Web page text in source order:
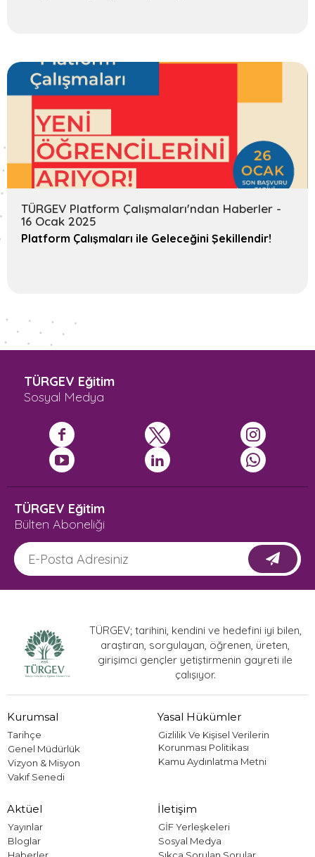
TÜRGEV Platform Çalışmaları'ndan Haberler -
16 Ocak 2025
Platform Çalışmaları ile Geleceğini Şekillendir!
TÜRGEV Eğitim
Sosyal Medya
TÜRGEV Eğitim
Bülten Aboneliği
TÜRGEV; tarihini, kendini ve hedefini iyi bilen,
araştıran, sorgulayan, öğrenen, üreten,
girişimci gençler yetiştirmenin gayreti ile
çalışıyor.
Kurumsal
Tarihçe
Genel Müdürlük
Vizyon & Misyon
Vakıf Senedi
Yasal Hükümler
Gizlilik Ve Kişisel Verilerin
Korunması Politikası
Kamu Aydınlatma Metni
Aktüel
Yayınlar
Bloglar
İletişim
GİF Yerleşkeleri
Sosyal Medya